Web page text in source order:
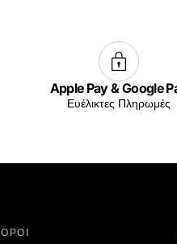
Apple Pay & Google
Ευέλικτες Πληρωμές
ΟΡΟΙ